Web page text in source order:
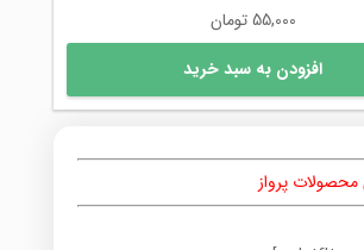
55,000 تومان
افزودن به سبد خرید
پرواز